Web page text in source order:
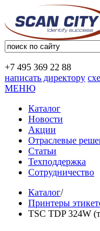
+7 495 369 22 88
написать директору
МЕНЮ
Каталог
Новости
Акции
Отраслевые
Статьи
Техподдержка
Сотрудничество
Каталог/
Принтеры
TSC TDP 324W